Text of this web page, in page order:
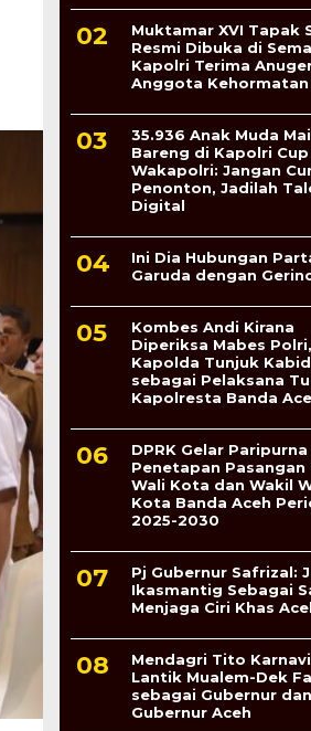
Muktamar XVI Tapak
Resmi Dibuka di
Kapolri Terima
Anggota Kehormatan
35.936 Anak Muda
Bareng di Kapolri
Wakapolri: Jangan
Penonton, Jadilah
Digital
Ini Dia Hubungan
Garuda dengan
Kombes Andi Kirana
Diperiksa Mabes Polri,
Kapolda Tunjuk
sebagai Pelaksana
Kapolresta Banda
DPRK Gelar Paripurna
Penetapan Pasangan
Wali Kota dan Wakil
Kota Banda Aceh
2025-2030
Pj Gubernur Safrizal:
Ikasmantig Sebagai
Menjaga Ciri Khas
Mendagri Tito
Lantik Mualem-Dek
sebagai Gubernur
Gubernur Aceh